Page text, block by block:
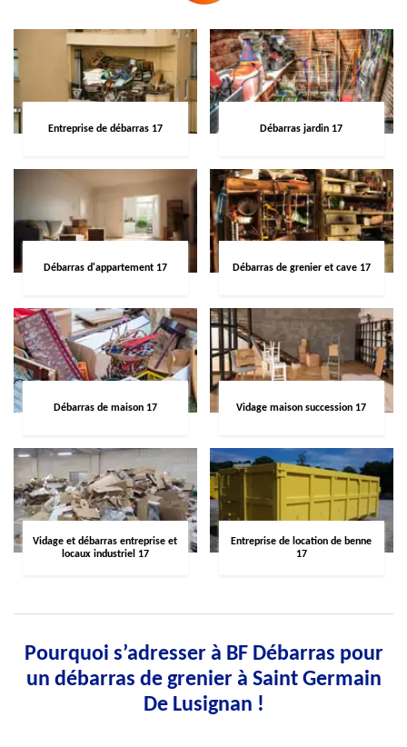
Entreprise de débarras 17 Débarras jardin 17
Débarras d'appartement 17 Débarras de grenier et cave 17
Débarras de maison 17 Vidage maison succession 17
Vidage et débarras entreprise et
locaux industriel 17
Entreprise de location de benne
17
Pourquoi s’adresser à BF Débarras pour
un débarras de grenier à Saint Germain
De Lusignan !